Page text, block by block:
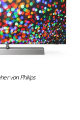
von Philips